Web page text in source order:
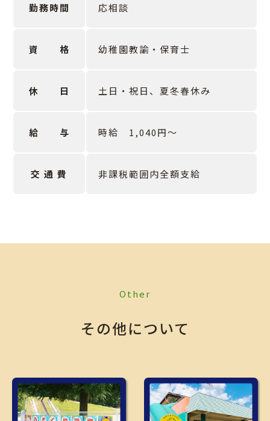
勤務時間 応相談
資 格 幼稚園教諭・保育士
休 日 土日・祝日、夏冬春休み
給 与 時給 1,040円～
交 通 費 非課税範囲内全額支給
Other
その他について